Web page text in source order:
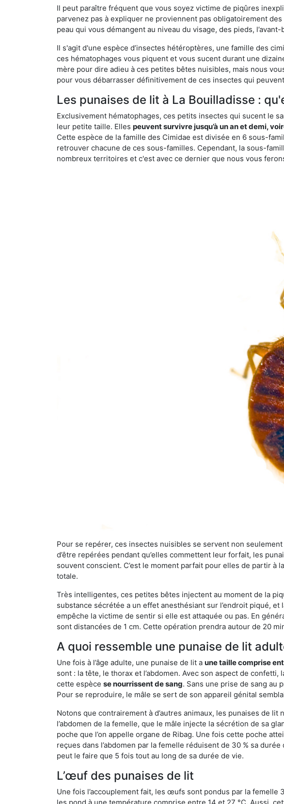
Il peut paraître fréquent que vous soyez victime de piqûres
parvenez pas à expliquer ne proviennent pas obligatoirement
peau qui vous démangent au niveau du visage, des pieds,
Il s'agit d'une espèce d’insectes hétéroptères, une famille des
ces hématophages vous piquent et vous sucent durant une
mère pour dire adieu à ces petites bêtes nuisibles, mais nous
pour vous débarrasser définitivement de ces insectes qui
Les punaises de lit à La Bouilladisse :
Exclusivement hématophages, ces petits insectes qui sucent le
leur petite taille. Elles peuvent survivre jusqu’à un an et demi,
Cette espèce de la famille des Cimidae est divisée en 6 sous-
retrouver chacune de ces sous-familles. Cependant, la sous-
nombreux territoires et c'est avec ce dernier que nous vous
Pour se repérer, ces insectes nuisibles se servent non
d’être repérées pendant qu’elles commettent leur forfait, les
souvent conscient. C’est le moment parfait pour elles de partir
totale.
Très intelligentes, ces petites bêtes injectent au moment de la
substance sécrétée a un effet anesthésiant sur l’endroit piqué,
empêche la victime de sentir si elle est attaquée ou pas. En
sont distancées de 1 cm. Cette opération prendra autour de 20
A quoi ressemble une punaise de lit
Une fois à l’âge adulte, une punaise de lit a une taille comprise
sont : la tête, le thorax et l’abdomen. Avec son aspect de
cette espèce se nourrissent de sang. Sans une prise de sang au
Pour se reproduire, le mâle se sert de son appareil génital
Notons que contrairement à d’autres animaux, les punaises de lit
l’abdomen de la femelle, que le mâle injecte la sécrétion de sa
poche que l’on appelle organe de Ribag. Une fois cette poche
reçues dans l’abdomen par la femelle réduisent de 30 % sa
peut le faire que 5 fois tout au long de sa durée de vie.
L’œuf des punaises de lit
Une fois l’accouplement fait, les œufs sont pondus par la